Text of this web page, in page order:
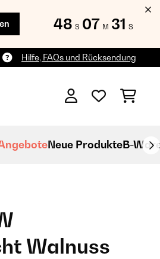
48 S 07 M 30 S
Hilfe, FAQs und Rücksendung
Neue ProdukteB-
Walnuss